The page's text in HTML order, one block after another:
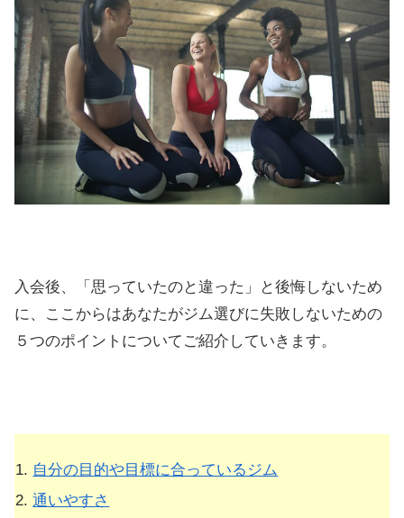
入会後、「思っていたのと違った」と後悔しないため
に、ここからはあなたがジム選びに失敗しないための
５つのポイントについてご紹介していきます。
自分の目的や目標に合っているジム
通いやすさ